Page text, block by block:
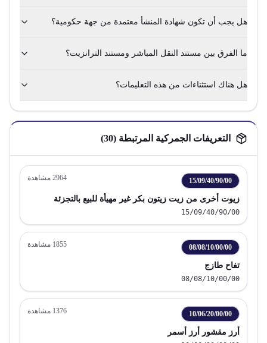
هل يجب أن تكون شهادة المنشأ معتمدة من جهة حكومية؟
ما الفرق بين مستند النقل المباشر ومستند الترانزيت؟
هل هناك استثناءات من هذه التعليمات؟
التعريفات الجمركية المرتبطة (30
)
15/09/40/90/00
2964 مشاهدة
زيوت أخرى من زيت زيتون بكر غير مهيأة للبيع بالتجزئة
15/09/40/90/00
08/08/10/00/00
1855 مشاهدة
تفاح طازج
08/08/10/00/00
10/06/20/00/00
1376 مشاهدة
أرز مقشور أرز أسمر